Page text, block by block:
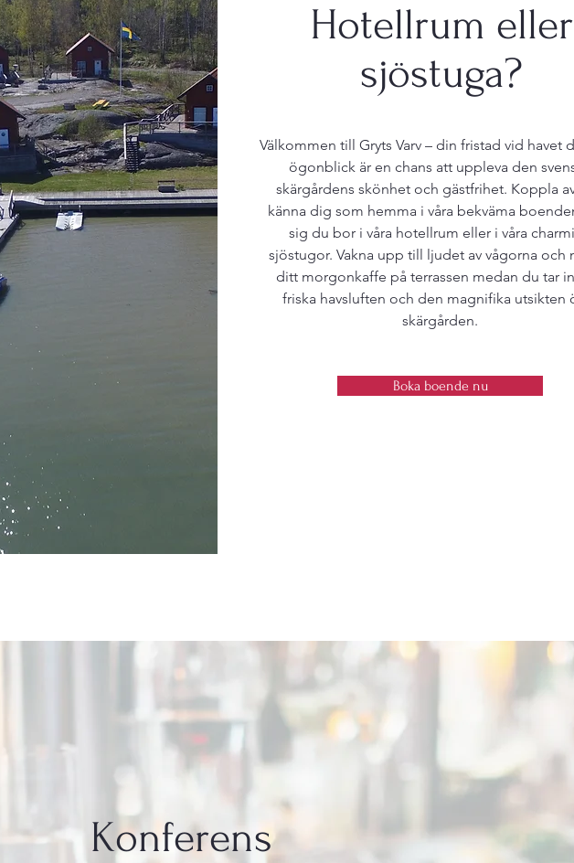
Hotellrum eller
sjöstuga?
Välkommen till Gryts Varv – din fristad vid havet
ögonblick är en chans att uppleva den
skärgårdens skönhet och gästfrihet. Koppla
känna dig som hemma i våra bekväma
sig du bor i våra hotellrum eller i våra
sjöstugor. Vakna upp till ljudet av vågorna och
ditt morgonkaffe på terrassen medan du tar
friska havsluften och den magnifika utsikten
skärgården.
Boka boende nu
Konferens